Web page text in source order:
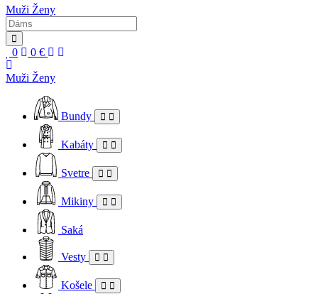
Muži Ženy
0 0 €
Muži Ženy
Bundy
Kabáty
Svetre
Mikiny
Saká
Vesty
Košele